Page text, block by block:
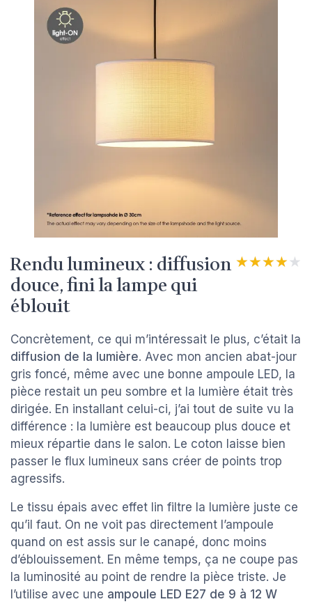
Rendu lumineux : diffusion
douce, fini la lampe qui
éblouit
★★★★★
★★★★★
Concrètement, ce qui m’intéressait le plus, c’était la
diffusion de la lumière. Avec mon ancien abat-jour
gris foncé, même avec une bonne ampoule LED, la
pièce restait un peu sombre et la lumière était très
dirigée. En installant celui-ci, j’ai tout de suite vu la
différence : la lumière est beaucoup plus douce et
mieux répartie dans le salon. Le coton laisse bien
passer le flux lumineux sans créer de points trop
agressifs.
Le tissu épais avec effet lin filtre la lumière juste ce
qu’il faut. On ne voit pas directement l’ampoule
quand on est assis sur le canapé, donc moins
d’éblouissement. En même temps, ça ne coupe pas
la luminosité au point de rendre la pièce triste. Je
l’utilise avec une ampoule LED E27 de 9 à 12 W